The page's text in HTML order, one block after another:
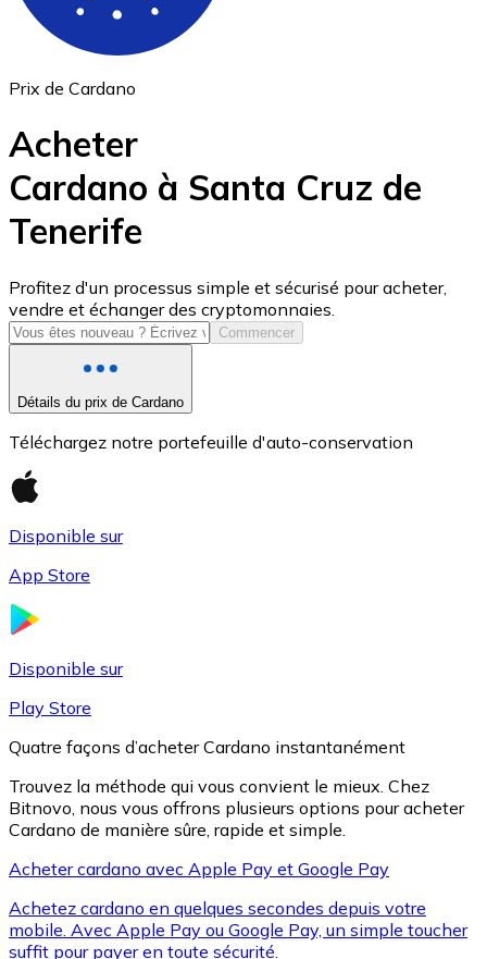
USD Coin
USDC
XRP
XRP
Prix de Cardano
Acheter
Cardano à Santa Cruz de
Tenerife
Profitez d'un processus simple et sécurisé pour acheter,
vendre et échanger des cryptomonnaies.
Commencer
Détails du prix de Cardano
Téléchargez notre portefeuille d'auto-conservation
Disponible sur
App Store
Disponible sur
Play Store
Quatre façons d’acheter Cardano instantanément
Trouvez la méthode qui vous convient le mieux. Chez
Bitnovo, nous vous offrons plusieurs options pour acheter
Cardano de manière sûre, rapide et simple.
Acheter cardano avec Apple Pay et Google Pay
Achetez cardano en quelques secondes depuis votre
mobile. Avec Apple Pay ou Google Pay, un simple toucher
suffit pour payer en toute sécurité.